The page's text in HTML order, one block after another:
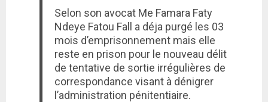
Selon son avocat Me Famara Faty
Ndeye Fatou Fall a déja purgé les 03
mois d’emprisonnement mais elle
reste en prison pour le nouveau délit
de tentative de sortie irrégulières de
correspondance visant à dénigrer
l’administration pénitentiaire.